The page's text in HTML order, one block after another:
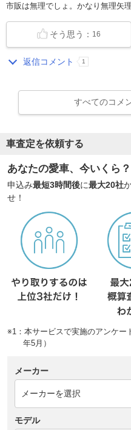
市販は無理でしょ。かなり無理矢
そう思う： 16
返信コメント 1
すべてのコメ
車査定を依頼する
あなたの愛車、今いくら？
申込み最短3時間後に最大20社
せ！
※1：本サービスで実施のアンケー
年5月）
メーカー
モデル